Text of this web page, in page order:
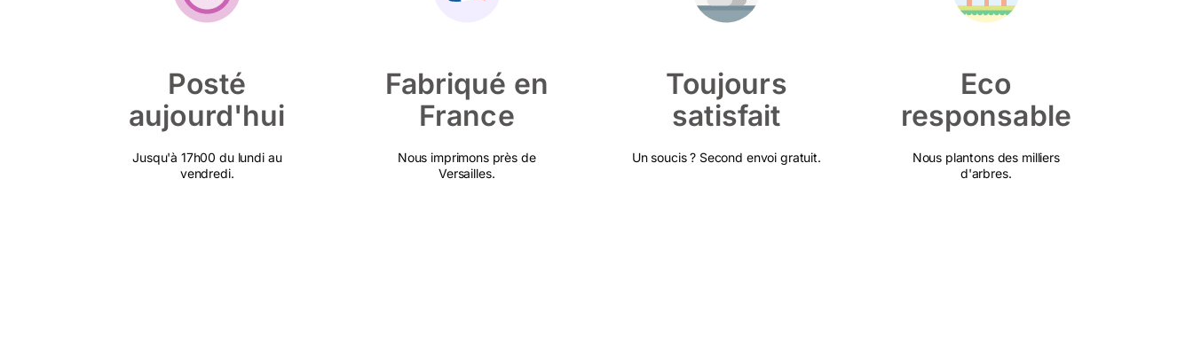
Posté
aujourd'hui
Jusqu'à 17h00 du lundi au
vendredi.
Fabriqué en
France
Nous imprimons près de
Versailles.
Toujours
satisfait
Un soucis ? Second envoi gratuit.
Eco
responsable
Nous plantons des milliers
d'arbres.